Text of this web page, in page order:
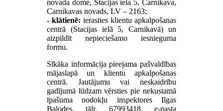
novada dome, Stacijas iela 5, Carnikava,
Carnikavas novads, LV – 2163;
- klātienē: ierasties klientu apkalpošanas
centrā (Stacijas ielā 5, Carnikavā) un
aizpildīt nepieciešamo iesnieguma
formu.
Sīkāka informācija pieejama pašvaldības
mājaslapā un klientu apkalpošanas
centrā. Jautājumu vai neskaidrību
gadījumā lūdzam vērsties pie nekustamā
īpašuma nodokļu inspektores Ilgas
Balodes, tālr. 67993418, e-pasta